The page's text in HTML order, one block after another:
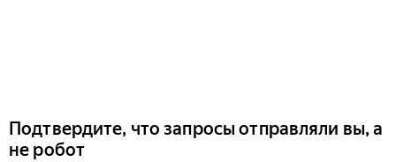
Подтвердите, что запросы отправляли вы, а
не робот